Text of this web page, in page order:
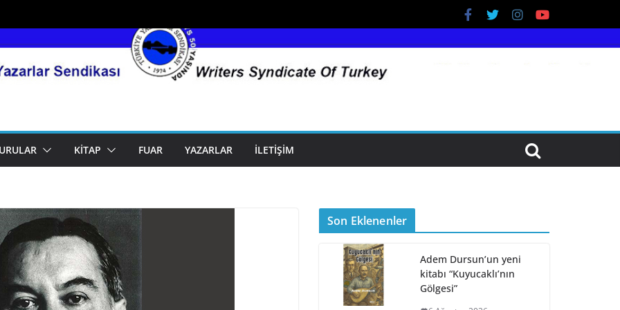
KITAP FUAR YAZARLAR İLETIŞIM
Son Eklenenler
Adem Dursun’un yeni
kitabı “Kuyucaklı’nın
Gölgesi”